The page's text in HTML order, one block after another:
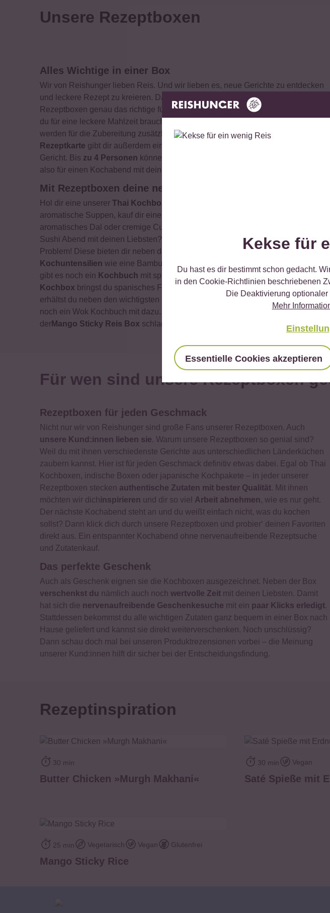
Unsere Rezeptboxen
Alles Wichtige in einer Box
Wir von Reishunger lieben Reis. Und wir lieben es, neue Gerichte zu entdecken
und leckere Rezept zu kreieren. Das magst du auch? Dann sind unsere
Rezeptboxen genau das richtige für dich. Sie beinhalten
alle Grundzutaten
du für eine leckere Mahlzeit brauchst. Lediglich eine Handvoll frischer Zutaten
werden für die Zubereitung zusätzlich benötigt. Eineliebevoll gestaltete
Rezeptkarte gibt dir außerdem eine Anleitung und Inspiration zum jeweiligen
Gericht. Bis zu 4 Personen können mit den Rezeptboxen
also für einen Kochabend mit deinen Liebsten!
Mit Rezeptboxen deine neuen Lieblingsgerichte entdecken
Hol dir eine unserer Thai Kochboxen
aromatische Suppen, kauf dir eines unserer
aromatisches Dal oder cremige Curry Variationen. Oder wie wär’s mit einem
Sushi Abend mit deinen Liebsten? Mit unseren
Sushi Rezeptboxen kein
Problem! Diese bieten dir neben den wichtigsten Grundzutaten sogar
Kochuntensilien wie eine Bambusrollmatte und einen Maki Maker. Obendrauf
gibt es noch ein Kochbuch mit spannenden Sushi Rezepten. Mit unsere
Kochbox bringst du spanisches Flair in deine Küche und mit der
erhältst du neben den wichtigsten Basis-Zutaten für authentische Wok Gerichte
noch ein Wok Kochbuch mit dazu. Mit unserer
Milchreis Rezeptboxund
derMango Sticky Reis Box schlagen die Herzen aller Naschkatzen höher.
Für wen sind unsere Rezeptboxen
Rezeptboxen für jeden Geschmack
Nicht nur wir von Reishunger sind große Fans unserer Rezeptboxen. Auch
unsere Kund:innen lieben sie. Warum unsere Rezeptboxen so genial sind?
Weil du mit ihnen verschiedenste Gerichte aus unterschiedlichen Länderküchen
zaubern kannst. Hier ist für jeden Geschmack definitiv etwas dabei. Egal ob Thai
Kochboxen, indische Boxen oder japanische Kochpakete – in jeder unserer
Rezeptboxen stecken authentische Zutaten mit bester Qualität. Mit ihnen
möchten wir dichinspirieren und dir so viel Arbeit abnehmen, wie es nur geht.
Der nächste Kochabend steht an und du weißt einfach nicht, was du kochen
sollst? Dann klick dich durch unsere Rezeptboxen und probier‘ deinen Favoriten
direkt aus. Ein entspannter Kochabend ohne nervenaufreibende Rezeptsuche
und Zutatenkauf.
Das perfekte Geschenk
Auch als Geschenk eignen sie die Kochboxen ausgezeichnet. Neben der Box
verschenkst du nämlich auch noch wertvolle Zeit mit deinen Liebsten. Damit
hat sich die nervenaufreibende Geschenkesuche mit ein paar Klicks erledigt.
Stattdessen bekommst du alle wichtigen Zutaten ganz bequem in einer Box nach
Hause geliefert und kannst sie direkt weiterverschenken. Noch unschlüssig?
Dann schau doch mal bei unseren Produktrezensionen vorbei – die Meinung
unserer Kund:innen hilft dir sicher bei der Entscheidungsfindung.
Rezeptinspiration
30 min
Butter Chicken »Murgh Makhani«
30 min Vegan
Saté Spieße mit
zum Rezept
25 min Vegetarisch Vegan Glutenfrei
Mango Sticky Rice
Kekse für
Du hast es dir bestimmt schon gedacht.
in den Cookie-Richtlinien beschriebenen
Die Deaktivierung
Mehr
Essentielle Cookies akzeptieren